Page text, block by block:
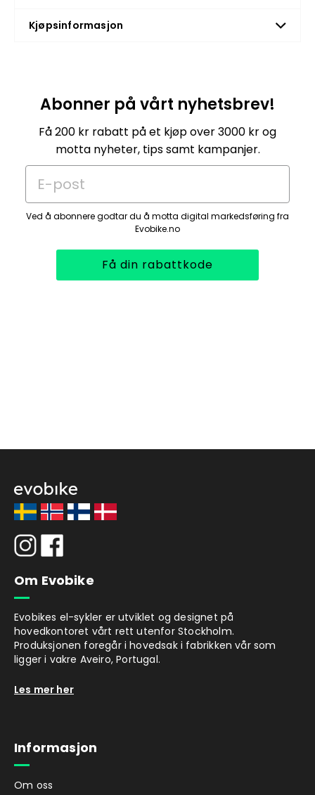
Kjøpsinformasjon
Abonner på vårt nyhetsbrev!
Få 200 kr rabatt på et kjøp over 3000 kr og
motta nyheter, tips samt kampanjer.
E-post
Ved å abonnere godtar du å motta digital markedsføring fra
Evobike.no
Få din rabattkode
Om Evobike
Evobikes el-sykler er utviklet og designet på
hovedkontoret vårt rett utenfor Stockholm.
Produksjonen foregår i hovedsak i fabrikken vår som
ligger i vakre Aveiro, Portugal.
Les mer her
Informasjon
Om oss